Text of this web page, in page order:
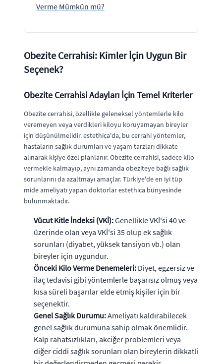
Verme Mümkün mü?
Obezite Cerrahisi: Kimler İçin Uygun Bir
Seçenek?
Obezite Cerrahisi Adayları İçin Temel Kriterler
Obezite cerrahisi, özellikle geleneksel yöntemlerle kilo
veremeyen veya verdikleri kiloyu koruyamayan bireyler
için düşünülmelidir. estethica'da, bu cerrahi yöntemler,
hastaların sağlık durumları ve yaşam tarzları dikkate
alınarak kişiye özel planlanır. Obezite cerrahisi, sadece kilo
vermekle kalmayıp, aynı zamanda obeziteye bağlı sağlık
sorunlarını da azaltmayı amaçlar. Türkiye'de en iyi tüp
mide ameliyatı yapan doktorlar estethica bünyesinde
bulunmaktadır.
Vücut Kitle İndeksi (VKİ):Genellikle VKİ'si 40 ve
üzerinde olan veya VKİ'si 35 olup ek sağlık
sorunları (diyabet, yüksek tansiyon vb.) olan
bireyler için uygundur.
Önceki Kilo Verme Denemeleri: Diyet, egzersiz ve
ilaç tedavisi gibi yöntemlerle başarısız olmuş veya
kısa süreli başarılar elde etmiş kişiler için bir
seçenektir.
Genel Sağlık Durumu:Ameliyatı kaldırabilecek
genel sağlık durumuna sahip olmak önemlidir.
Kalp rahatsızlıkları, akciğer problemleri veya
diğer ciddi sağlık sorunları olan bireylerin dikkatli